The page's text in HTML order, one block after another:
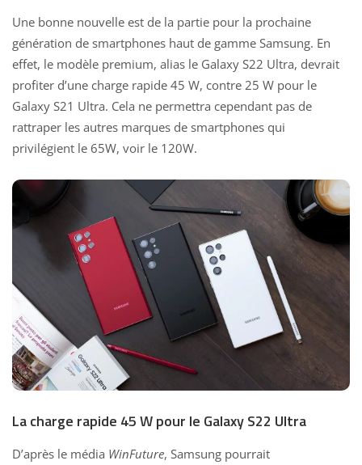
Une bonne nouvelle est de la partie pour la prochaine
génération de smartphones haut de gamme Samsung. En
effet, le modèle premium, alias le Galaxy S22 Ultra, devrait
profiter d’une charge rapide 45 W, contre 25 W pour le
Galaxy S21 Ultra. Cela ne permettra cependant pas de
rattraper les autres marques de smartphones qui
privilégient le 65W, voir le 120W.
La charge rapide 45 W pour le Galaxy S22 Ultra
D’après le média WinFuture, Samsung pourrait